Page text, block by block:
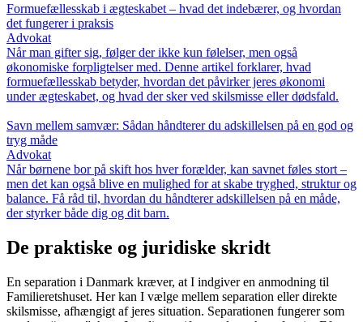
Formuefællesskab i ægteskabet – hvad det indebærer, og hvordan
det fungerer i praksis
Advokat
Når man gifter sig, følger der ikke kun følelser, men også
økonomiske forpligtelser med. Denne artikel forklarer, hvad
formuefællesskab betyder, hvordan det påvirker jeres økonomi
under ægteskabet, og hvad der sker ved skilsmisse eller dødsfald.
Savn mellem samvær: Sådan håndterer du adskillelsen på en god og
tryg måde
Advokat
Når børnene bor på skift hos hver forælder, kan savnet føles stort –
men det kan også blive en mulighed for at skabe tryghed, struktur og
balance. Få råd til, hvordan du håndterer adskillelsen på en måde,
der styrker både dig og dit barn.
De praktiske og juridiske skridt
En separation i Danmark kræver, at I indgiver en anmodning til
Familieretshuset. Her kan I vælge mellem separation eller direkte
skilsmisse, afhængigt af jeres situation. Separationen fungerer som